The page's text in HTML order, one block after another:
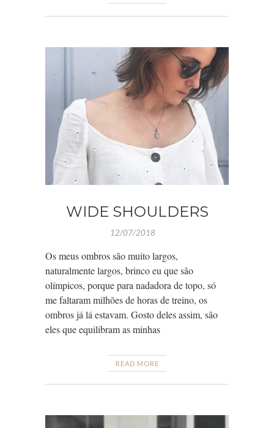
WIDE SHOULDERS
12/07/2018
Os meus ombros são muito largos,
naturalmente largos, brinco eu que são
olímpicos, porque para nadadora de topo, só
me faltaram milhões de horas de treino, os
ombros já lá estavam. Gosto deles assim, são
eles que equilibram as minhas
READ MORE